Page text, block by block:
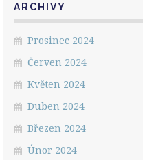
ARCHIVY
Prosinec 2024
Červen 2024
Květen 2024
Duben 2024
Březen 2024
Únor 2024